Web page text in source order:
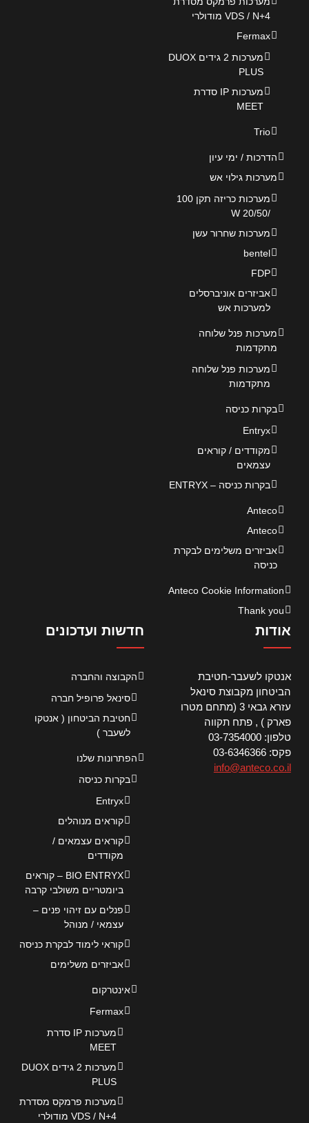
VDS / N+4 מודולרי
Fermax
מערכות 2 גידים DUOX
PLUS
מערכות IP סדרת
MEET
Trio
הדרכות / ימי עיון
מערכות גילוי אש
מערכות כריזה תקן 100
/20/50 W
מערכות שחרור עשן
bentel
FDP
אביזרים אוניברסלים
למערכות אש
מערכות פנל שלוחה
מתקדמות
מערכות פנל שלוחה
מתקדמות
בקרות כניסה
Entryx
מקודדים / קוראים
עצמאים
בקרות כניסה – ENTRYX
Anteco
Anteco
אביזרים משלימים לבקרת
כניסה
Anteco Cookie Information
Thank you
חדשות ועדכונים
הקבוצה והחברה
סינאל פרופיל חברה
חטיבת הביטחון ( אנטקו
לשעבר )
הפתרונות שלנו
בקרות כניסה
Entryx
קוראים מנוהלים
קוראים עצמאים /
מקודדים
BIO ENTRYX – קוראים
ביומטריים משולבי קרבה
פנלים עם זיהוי פנים –
עצמאי / מנוהל
קוראי לימוד לבקרת כניסה
אביזרים משלימים
אינטרקום
Fermax
מערכות IP סדרת
MEET
מערכות 2 גידים DUOX
PLUS
מערכות פרמקס מסדרת
VDS / N+4 מודולרי
אודות
אנטקו לשעבר-חטיבת
הביטחון מקבוצת סינאל
עזרא גבאי 3 (מתחם מטרו
פארק ) , פתח תקווה
טלפון: 03-7354000
פקס: 03-6346366
info@anteco.co.il